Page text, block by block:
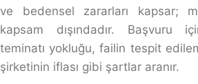
ve bedensel zararları kapsar;
kapsam dışındadır. Başvuru
teminatı yokluğu, failin tespit
şirketinin iflası gibi şartlar aranır.